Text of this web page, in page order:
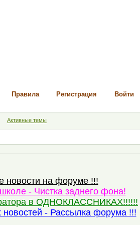
Правила Регистрация Войти
Активные темы
новости на форуме !!!
- Чистка заднего фона!
в ОДНОКЛАССНИКАХ!!!!!!
новостей - Рассылка форума !!!